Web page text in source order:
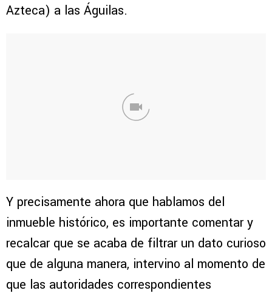
Azteca) a las Águilas.
Y precisamente ahora que hablamos del
inmueble histórico, es importante comentar y
recalcar que se acaba de filtrar un dato curioso
que de alguna manera, intervino al momento de
que las autoridades correspondientes